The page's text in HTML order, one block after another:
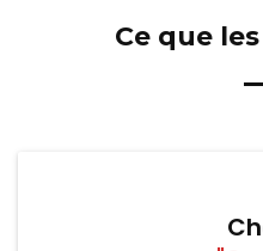
Ce que